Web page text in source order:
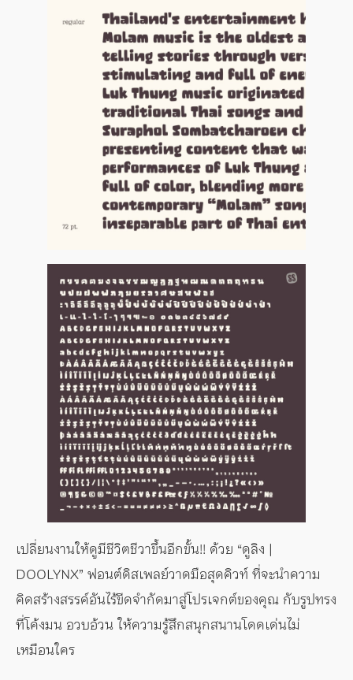
เปลี่ยนงานให้ดูมีชีวิตชีวาขึ้นอีกขั้น!! ด้วย “ดูลิง |
DOOLYNX” ฟอนต์ดิสเพลย์วาดมือสุดคิวท์ ที่จะนำความ
คิดสร้างสรรค์อันไร้ขีดจำกัดมาสู่โปรเจกต์ของคุณ กับรูปทรง
ที่โค้งมน อวบอ้วน ให้ความรู้สึกสนุกสนานโดดเด่นไม่
เหมือนใคร